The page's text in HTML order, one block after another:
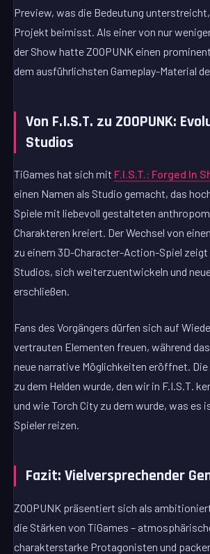
Preview, was die Bedeutung
Projekt beimisst. Als einer von nur
der Show hatte ZOOPUNK einen
dem ausführlichsten Gameplay-Material
Von F.I.S.T. zu ZOOPUNK:
Studios
TiGames hat sich mit F.I.S.T.: Forged In
einen Namen als Studio gemacht, das
Spiele mit liebevoll gestalteten
Charakteren kreiert. Der Wechsel von
zu einem 3D-Character-Action-Spiel zeigt
Studios, sich weiterzuentwickeln und
erschließen.
Fans des Vorgängers dürfen sich auf
vertrauten Elementen freuen, während
neue narrative Möglichkeiten eröffnet. Die
zu dem Helden wurde, den wir in F.I.S.T.
und wie Torch City zu dem wurde, was es
Spieler reizen.
Fazit: Vielversprechender
ZOOPUNK präsentiert sich als
die Stärken von TiGames –
charakterstarke Protagonisten und